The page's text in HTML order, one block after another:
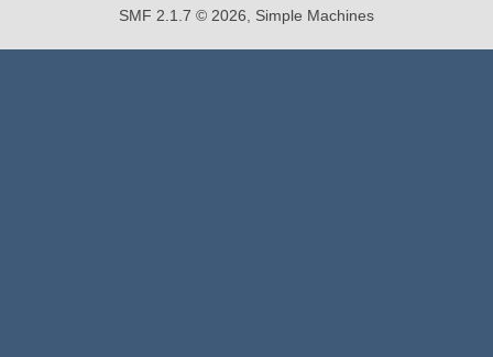
SMF 2.1.7 © 2026 Simple Machines